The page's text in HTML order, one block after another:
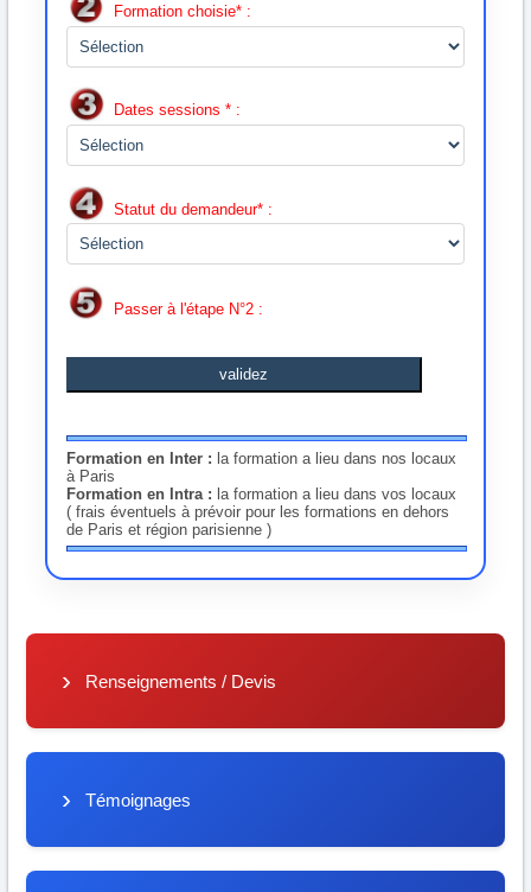
Formation choisie* :
Dates sessions * :
Statut du demandeur* :
Passer à l'étape N°2 :
validez
Formation en Inter : la formation a lieu dans nos locaux
à Paris
Formation en Intra : la formation a lieu dans vos locaux
( frais éventuels à prévoir pour les formations en dehors
de Paris et région parisienne )
Renseignements / Devis
Témoignages